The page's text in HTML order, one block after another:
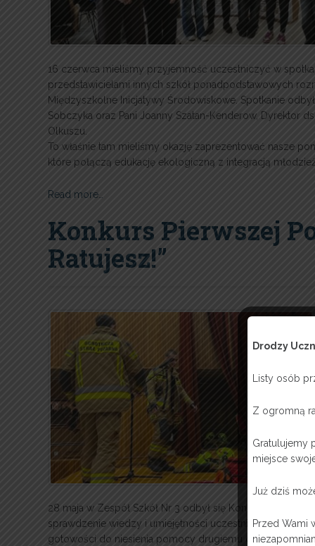
16 czerwca mieliśmy przyjemność uczestniczyć w
przedstawicielami innych szkół ponadpodstawowych
Międzyszkolne Inicjatywy Środowiskowe. Spotkanie
Sobczyka oraz Pani Joanny Szatan-Kenderow, Dyrektor
Olkuszu.
To właśnie tam mieliśmy okazję zaprezentować nasze
które połączą edukację ekologiczną z integracją
Read more…
Konkurs Pierwszej
Ratujesz!”
28 maja w Zespół Szkół Nr 3 odbył się Konkurs
sprawdzenie wiedzy i umiejętności uczestników, ale
gotowości do niesienia pomocy drugiemu człowiekowi.
Drodzy
Listy osób
Z ogromną
Gratulujemy
miejsce
Już dziś
Przed Wami